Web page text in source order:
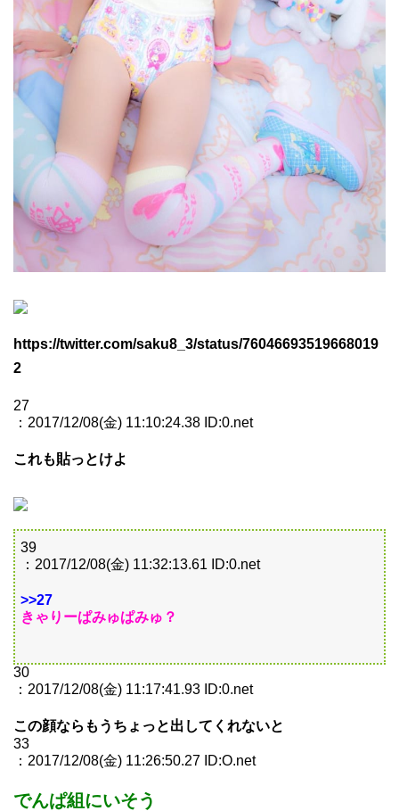
https://twitter.com/saku8_3/status/76046693519668019
2
27
：2017/12/08(金) 11:10:24.38 ID:0.net
これも貼っとけよ
39
：2017/12/08(金) 11:32:13.61 ID:0.net
>>27
きゃりーぱみゅぱみゅ？
30
：2017/12/08(金) 11:17:41.93 ID:0.net
この顔ならもうちょっと出してくれないと
33
：2017/12/08(金) 11:26:50.27 ID:O.net
でんぱ組にいそう